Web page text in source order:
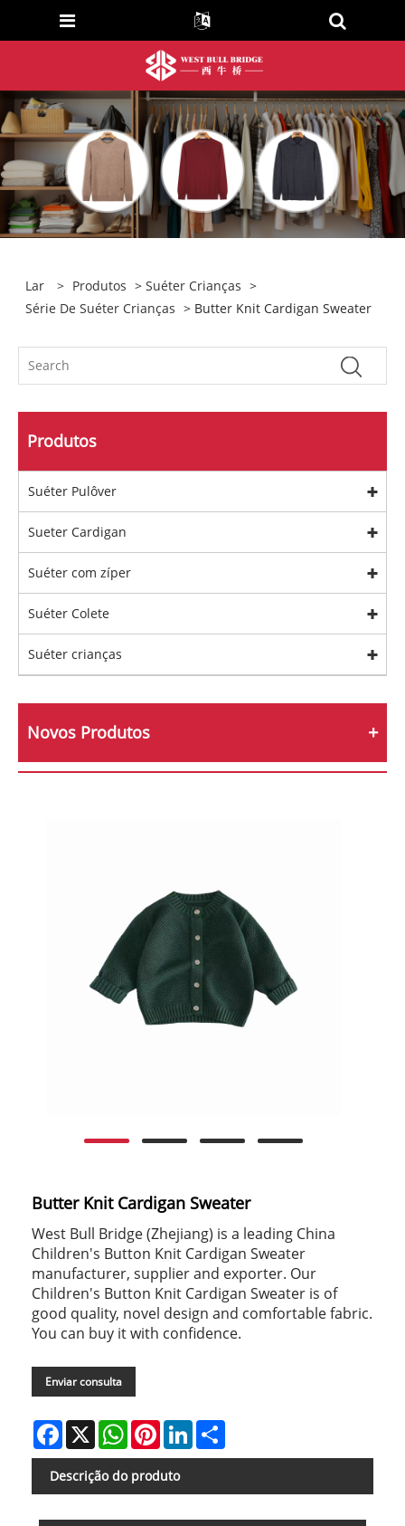
Lar > Produtos >Suéter Crianças >
Série De Suéter Crianças > Butter Knit Cardigan Sweater
Produtos
Suéter Pulôver
Sueter Cardigan
Suéter com zíper
Suéter Colete
Suéter crianças
Novos Produtos
Butter Knit Cardigan Sweater
West Bull Bridge (Zhejiang) is a leading China
Children's Button Knit Cardigan Sweater
manufacturer, supplier and exporter. Our
Children's Button Knit Cardigan Sweater is of
good quality, novel design and comfortable fabric.
You can buy it with confidence.
Enviar consulta
Facebook
X WhatsAppPinterestLinkedIn
Descrição do produto